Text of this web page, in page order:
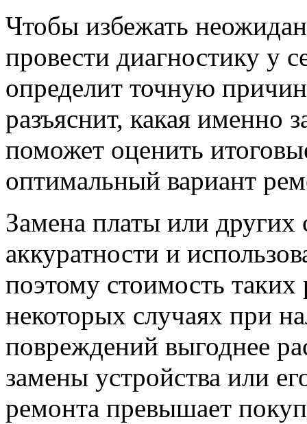
Чтобы избежать
провести диагностику у
определит точную
разъяснит, какая именно
поможет оценить
оптимальный вариант
Замена платы или
аккуратности и
поэтому стоимость
некоторых случаях при
повреждений выгоднее
замены устройства или
ремонта превышает